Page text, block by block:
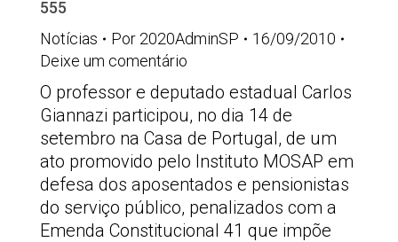
555
Notícias
Por 2020AdminSP
16/09/2010
Deixe um comentário
O professor e deputado estadual Carlos
Giannazi participou, no dia 14 de
setembro na Casa de Portugal, de um
ato promovido pelo Instituto MOSAP em
defesa dos aposentados e pensionistas
do serviço público, penalizados com a
Emenda Constitucional 41 que impõe